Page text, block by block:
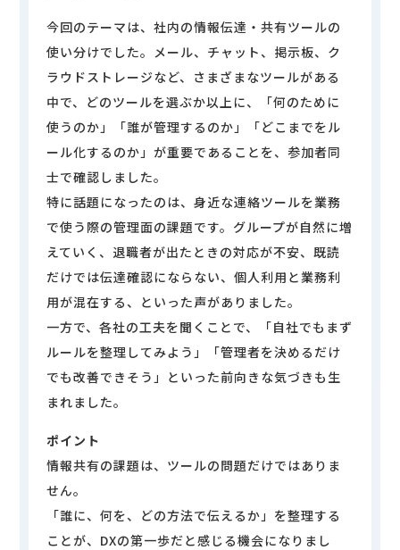
今回のテーマは、社内の情報伝達・共有ツールの
使い分けでした。メール、チャット、掲示板、ク
ラウドストレージなど、さまざまなツールがある
中で、どのツールを選ぶか以上に、「何のために
使うのか」「誰が管理するのか」「どこまでをル
ール化するのか」が重要であることを、参加者同
士で確認しました。
特に話題になったのは、身近な連絡ツールを業務
で使う際の管理面の課題です。グループが自然に増
えていく、退職者が出たときの対応が不安、既読
だけでは伝達確認にならない、個人利用と業務利
用が混在する、といった声がありました。
一方で、各社の工夫を聞くことで、「自社でもまず
ルールを整理してみよう」「管理者を決めるだけ
でも改善できそう」といった前向きな気づきも生
まれました。
ポイント
情報共有の課題は、ツールの問題だけではありま
せん。
「誰に、何を、どの方法で伝えるか」を整理する
ことが、DXの第一歩だと感じる機会になりまし